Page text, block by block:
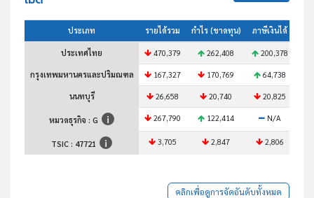
ประเภท รายได้รวม กำไร (ขาดทุน) ภาษีเงินได้
ประเทศไทย 470,379 262,408 200,378
กรุงเทพมหานครและปริมณฑล 167,327 170,769 64,738
นนทบุรี 26,658 20,740 20,825
หมวดธุรกิจ : G 267,790 122,414 N/A
TSIC : 47721 3,705 2,847 2,806
คลิกเพื่อดูการจัดอันดับทั้งหมด